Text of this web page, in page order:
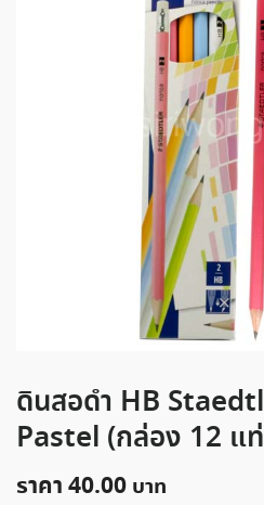
ดินสอดำ HB
Pastel (กล่อง 12 แ
ราคา40.00